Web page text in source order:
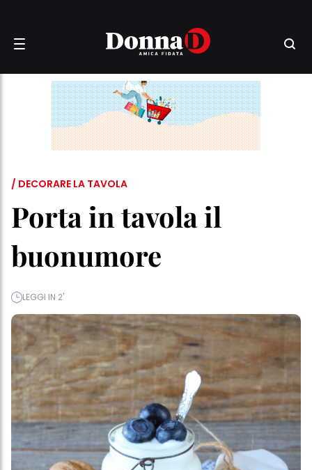
/ DECORARE LA TAVOLA
Porta in tavola il
buonumore
LEGGI IN 2'